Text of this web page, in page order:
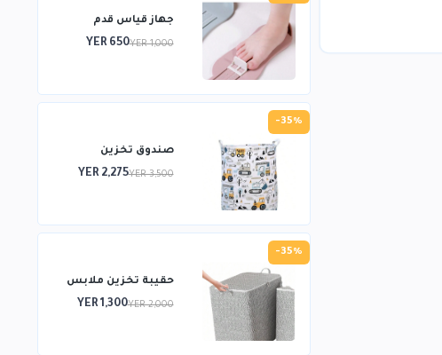
جهاز قياس قدم
YER 1,000
YER 650
-35%
صندوق تخزين
YER 3,500
YER 2,275
-35%
حقيبة تخزين ملابس
YER 2,000
YER 1,300